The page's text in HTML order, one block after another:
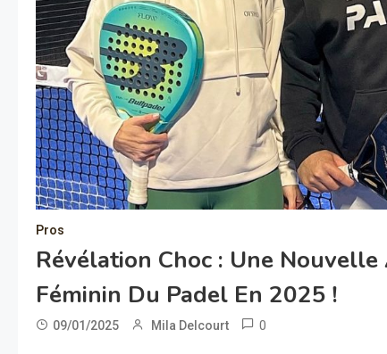
Pros
Révélation Choc : Une
Féminin Du Padel En 2025 !
09/01/2025 Mila Delcourt 0